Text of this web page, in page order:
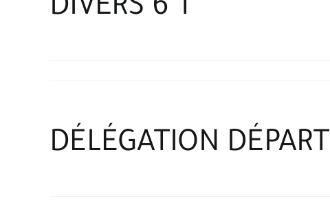
DIVERS 6 T
DÉLÉGATION